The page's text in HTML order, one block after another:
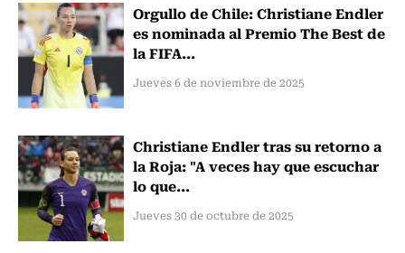
Orgullo de Chile: Christiane Endler
es nominada al Premio The Best de
la FIFA...
Jueves 6 de noviembre de 2025
Christiane Endler tras su retorno a
la Roja: "A veces hay que escuchar
lo que...
Jueves 30 de octubre de 2025